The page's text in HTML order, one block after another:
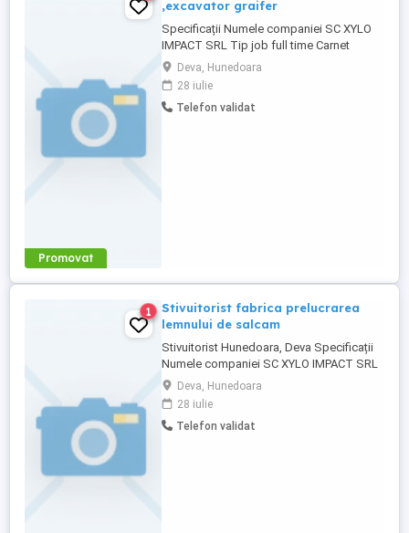
Promovat
,excavator graifer
Specificații Numele companiei SC XYLO
IMPACT SRL Tip job full time Carnet
conducere B Locuri vacante 4 Descriere
SC XYLO IMPACT SRL ANGAJEAZA SI
OPERATOR MASINI SI UTILAJE GRELE
RESPONSAILITATI: - Operarea utilajelor
Deva, Hunedoara
28 iulie
Telefon validat
1
Stivuitorist fabrica prelucrarea
lemnului de salcam
Stivuitorist Hunedoara, Deva Specificații
Numele companiei SC XYLO IMPACT SRL
Tip job full time Carnet conducere B
Descriere SC XYLO IMPACT SRL
ANGAJEAZA STIVUITORIST
RESPONSAILITATI: - Incarcarea si
Deva, Hunedoara
28 iulie
Telefon validat